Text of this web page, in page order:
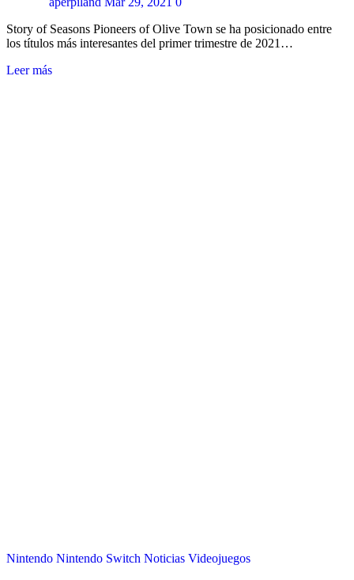
Story of Seasons Pioneers of Olive Town se ha posicionado entre
los títulos más interesantes del primer trimestre de 2021…
Leer más
Nintendo Nintendo Switch Noticias Videojuegos